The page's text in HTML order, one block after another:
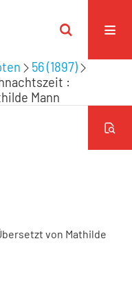
56 (1897)
:
Mann
von Mathilde